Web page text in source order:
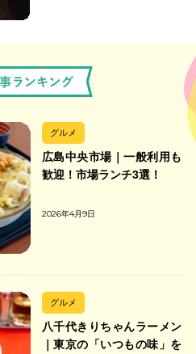
グルメ
広島中央市場｜一般利用も
歓迎！市場ランチ3選！
2026年4月9日
グルメ
八千代きりちゃんラーメン
｜東京の「いつもの味」を